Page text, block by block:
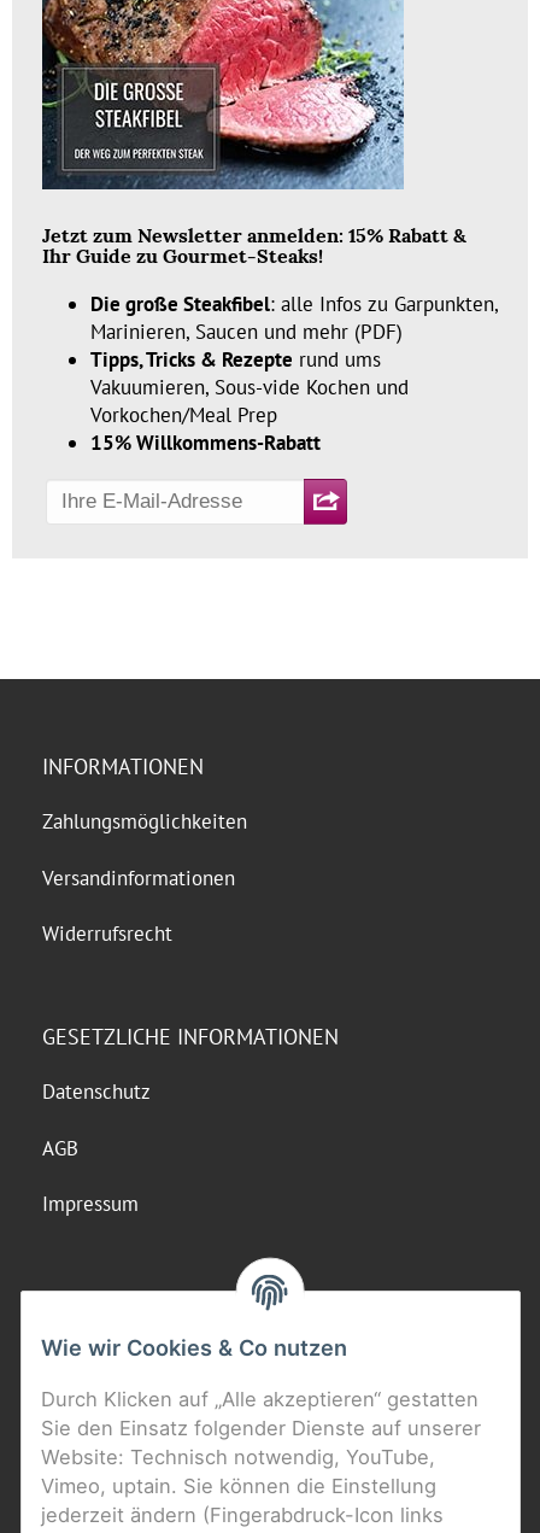
Jetzt zum Newsletter anmelden: 15% Rabatt &
Ihr Guide zu Gourmet-Steaks!
Die große Steakfibel: alle Infos zu Garpunkten,
Marinieren, Saucen und mehr (PDF)
Tipps, Tricks & Rezepte rund ums
Vakuumieren, Sous-vide Kochen und
Vorkochen/Meal Prep
15% Willkommens-Rabatt
INFORMATIONEN
Zahlungsmöglichkeiten
Versandinformationen
Widerrufsrecht
GESETZLICHE INFORMATIONEN
Datenschutz
AGB
Impressum
Wie wir Cookies & Co nutzen
Durch Klicken auf „Alle akzeptieren“ gestatten
Sie den Einsatz folgender Dienste auf unserer
Website: Technisch notwendig, YouTube,
Vimeo, uptain. Sie können die Einstellung
jederzeit ändern (Fingerabdruck-Icon links